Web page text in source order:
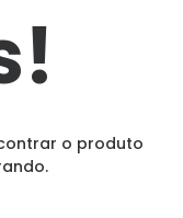
o produto